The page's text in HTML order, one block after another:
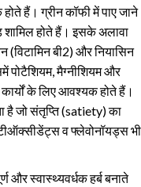
हैं। ग्रीन कॉफी में पाए जाने
होते हैं। इसके अलावा
(विटामिन बी2) और नियासिन
पोटैशियम, मैग्नीशियम और
के लिए आवश्यक होते हैं।
है जो संतृप्ति (satiety) का
व फ्लेवोनॉयड्स भी
और स्वास्थ्यवर्धक हर्ब बनाते